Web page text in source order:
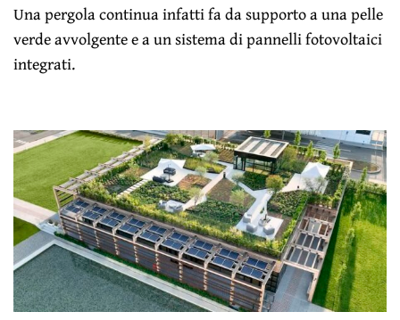
Una pergola continua infatti fa da supporto a una pelle
verde avvolgente e a un sistema di pannelli fotovoltaici
integrati.